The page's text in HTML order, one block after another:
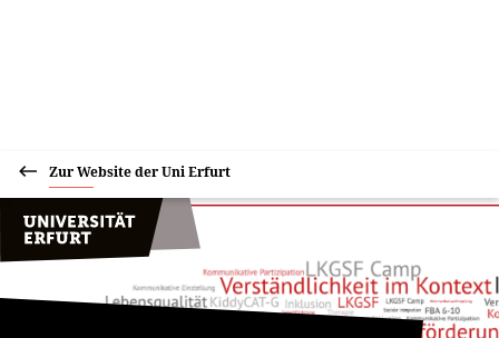
Zur Website der Uni Erfurt